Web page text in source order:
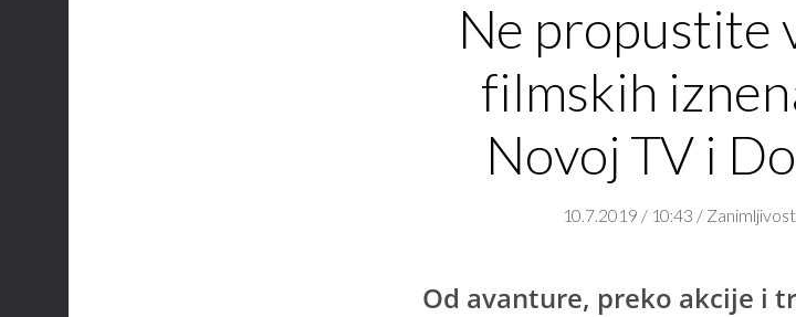
Ne propustite
filmskih
Novoj TV i
10.7.2019 / 10:43 /
Od avanture, preko akcije i